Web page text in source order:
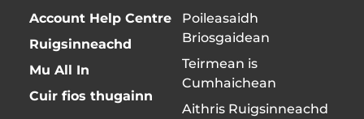
Account Help Centre
Ruigsinneachd
Mu All In
Cuir fios thugainn
Poileasaidh
Briosgaidean
Teirmean is
Cumhaichean
Aithris Ruigsinneachd